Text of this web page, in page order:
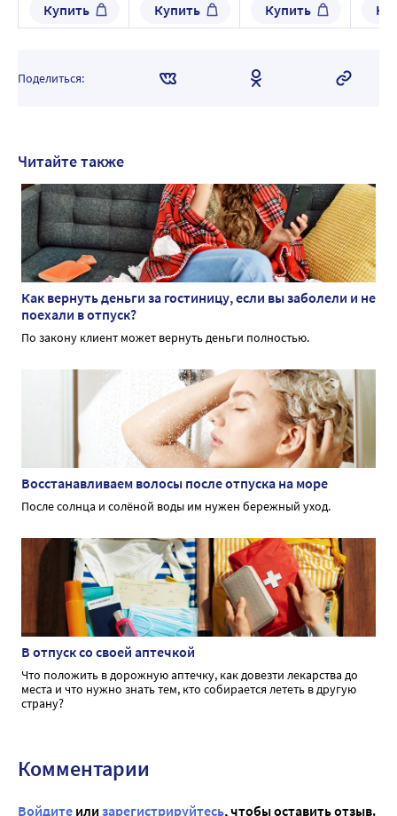
взрослых и детей
42 шт. капсулы по
Купить Купить Купить
мята
Поделиться:
Читайте также
Как вернуть деньги за гостиницу, если вы заболели и не
поехали в отпуск?
По закону клиент может вернуть деньги полностью.
Восстанавливаем волосы после отпуска на море
После солнца и солёной воды им нужен бережный уход.
В отпуск со своей аптечкой
Что положить в дорожную аптечку, как довезти лекарства до
места и что нужно знать тем, кто собирается лететь в другую
страну?
Комментарии
Войдите или зарегистрируйтесь, чтобы оставить отзыв.